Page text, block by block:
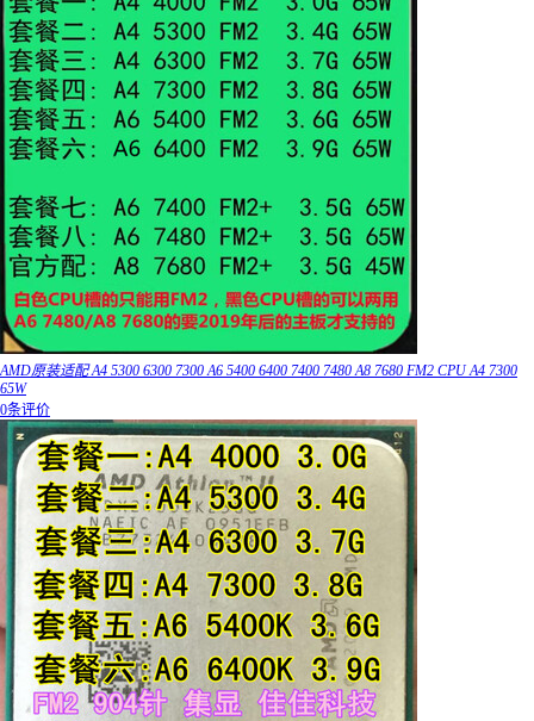
AMD原装适配 A4 5300 6300 7300 A6 5400 6400 7400 7480 A8 7680 FM2 CPU A4 7300
65W
0条评价